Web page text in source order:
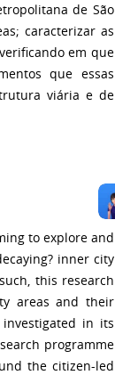
de São
caracterizar as
em que
que essas
viária e de
to explore and
inner city
this research
areas and their
in its
programme
the citizen-led